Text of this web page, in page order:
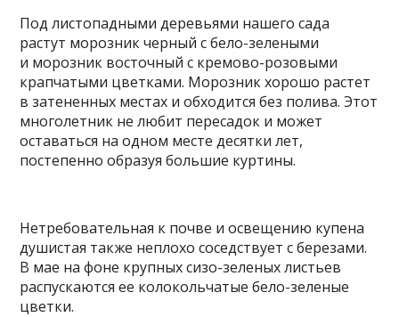
Под листопадными деревьями нашего сада
растут морозник черный с бело-зелеными
и морозник восточный с кремово-розовыми
крапчатыми цветками. Морозник хорошо растет
в затененных местах и обходится без полива. Этот
многолетник не любит пересадок и может
оставаться на одном месте десятки лет,
постепенно образуя большие куртины.
Нетребовательная к почве и освещению купена
душистая также неплохо соседствует с березами.
В мае на фоне крупных сизо-зеленых листьев
распускаются ее колокольчатые бело-зеленые
цветки.